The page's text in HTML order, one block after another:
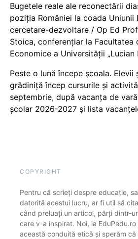
Bugetele reale ale reconectării
poziția României la coada Uniunii
cercetare-dezvoltare / Op Ed
Stoica, conferențiar la Facultatea
Economice a Universității „Lucian
Peste o lună începe școala. Elevii
grădiniță încep cursurile și
septembrie, după vacanța de
școlar 2026-2027 și lista
COPYRIGHT
Pentru că scrieți despre educație,
datorită acestui lucru, ar fi util să
când preluați un articol, părți dintr-
care v-a inspirat. Noi, la
această conduită etică și sperăm